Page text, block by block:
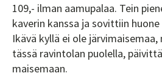
109,- ilman aamupalaa. Tein
kaverin kanssa ja sovittiin
Ikävä kyllä ei ole
tässä ravintolan puolella,
maisemaan.